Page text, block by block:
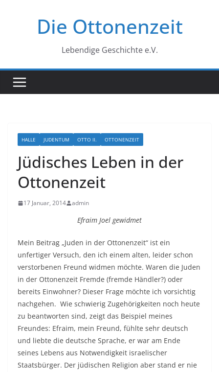
Die Ottonenzeit
Lebendige Geschichte e.V.
HALLE JUDENTUM OTTO II. OTTONENZEIT
Jüdisches Leben in der
Ottonenzeit
17 Januar, 2014 admin
Efraim Joel gewidmet
Mein Beitrag „Juden in der Ottonenzeit“ ist ein
unfertiger Versuch, den ich einem alten, leider schon
verstorbenen Freund widmen möchte. Waren die Juden
in der Ottonenzeit Fremde (fremde Händler?) oder
bereits Einwohner? Dieser Frage möchte ich vorsichtig
nachgehen. Wie schwierig Zugehörigkeiten noch heute
zu beantworten sind, zeigt das Beispiel meines
Freundes: Efraim, mein Freund, fühlte sehr deutsch
und liebte die deutsche Sprache, er war am Ende
seines Lebens aus Notwendigkeit israelischer
Staatsbürger. Der jüdischen Religion aber stand er nie